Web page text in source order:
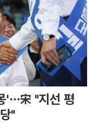
'…宋 "지선 평
"